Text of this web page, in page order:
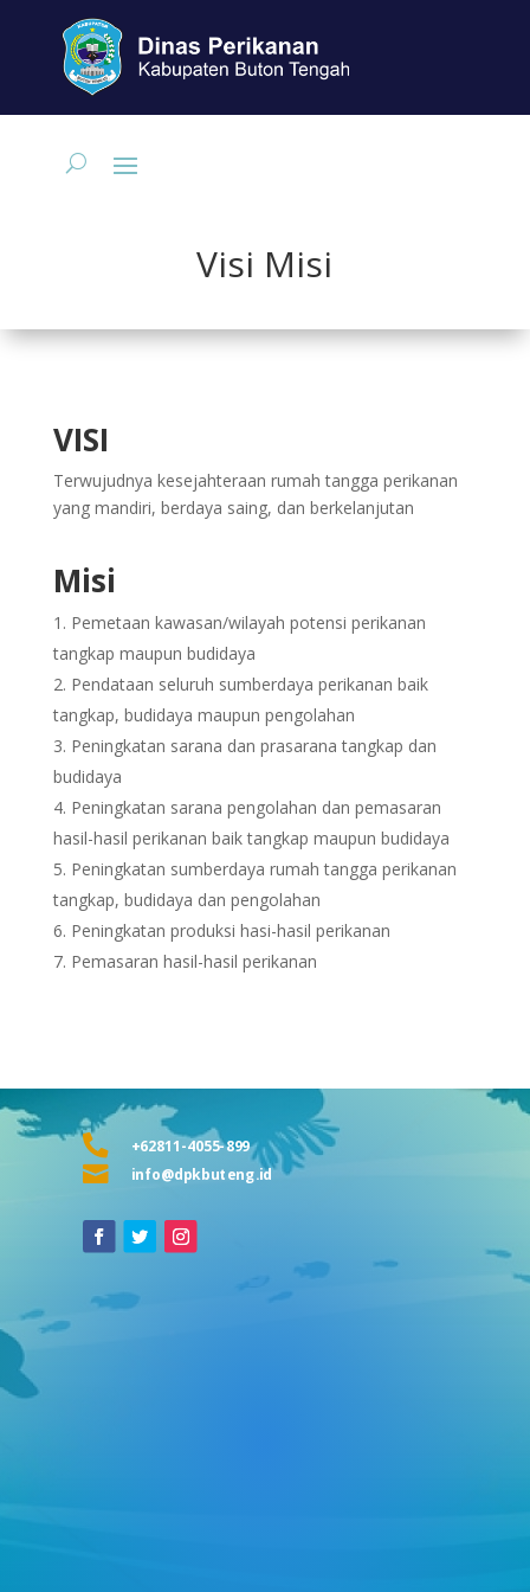
Visi Misi
VISI
Terwujudnya kesejahteraan rumah tangga perikanan
yang mandiri, berdaya saing, dan berkelanjutan
Misi
Pemetaan kawasan/wilayah potensi perikanan
tangkap maupun budidaya
Pendataan seluruh sumberdaya perikanan baik
tangkap, budidaya maupun pengolahan
Peningkatan sarana dan prasarana tangkap dan
budidaya
Peningkatan sarana pengolahan dan pemasaran
hasil-hasil perikanan baik tangkap maupun budidaya
Peningkatan sumberdaya rumah tangga perikanan
tangkap, budidaya dan pengolahan
Peningkatan produksi hasi-hasil perikanan
Pemasaran hasil-hasil perikanan
 +62811-4055-899
 info@dpkbuteng.id